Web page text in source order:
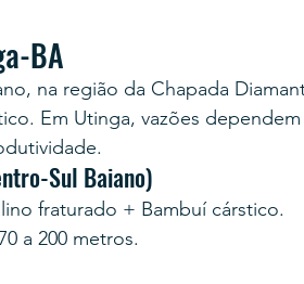
BA
na região da Chapada
Em Utinga, vazões
Sul Baiano)
fraturado + Bambuí cárstico.
a 200 metros.